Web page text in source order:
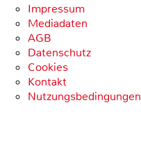
Impressum
Mediadaten
AGB
Datenschutz
Cookies
Kontakt
Nutzungsbedingungen